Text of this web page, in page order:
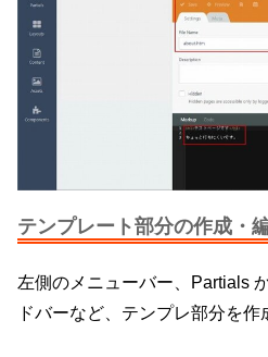
テンプレート部分の作成・
左側のメニューバー、Partials
ドバーなど、テンプレ部分を作